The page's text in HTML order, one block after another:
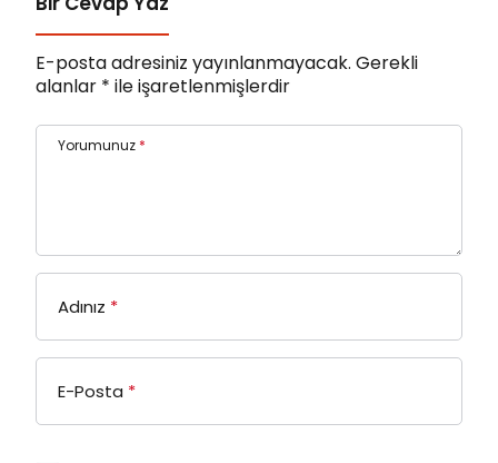
E-posta adresiniz yayınlanmayacak. Gerekli
alanlar * ile işaretlenmişlerdir
Yorumunuz *
Adınız *
E-Posta *